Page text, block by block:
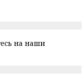
на наши